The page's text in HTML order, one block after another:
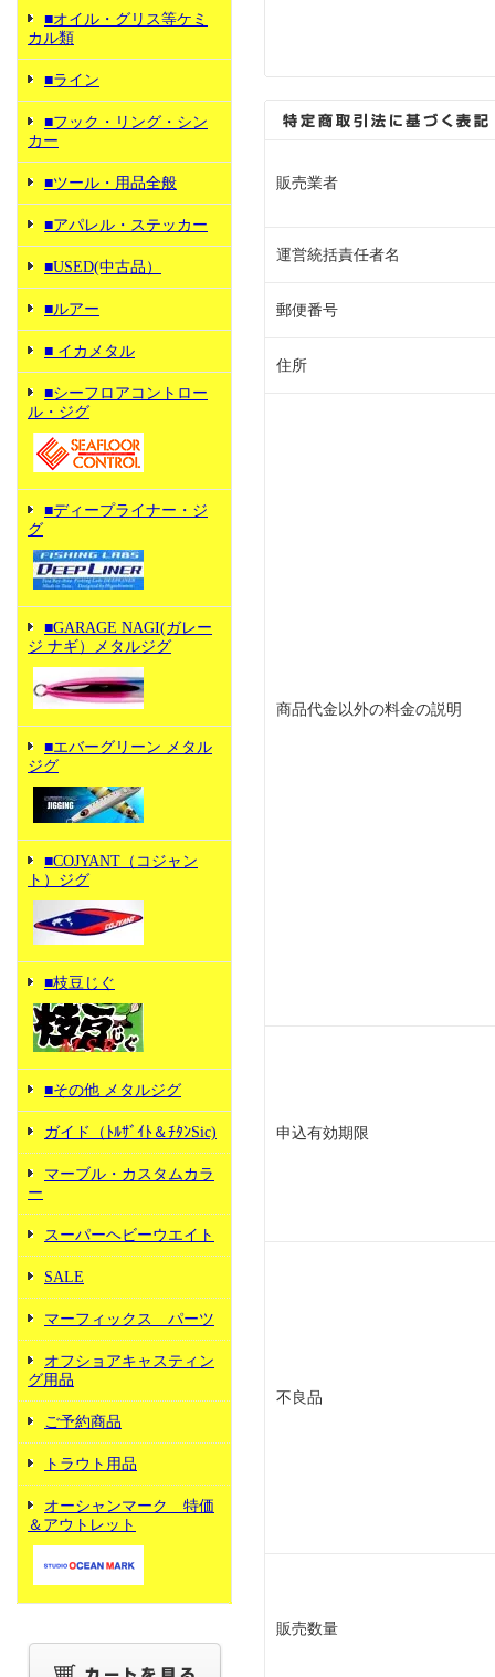
■オイル・グリス等ケミ
カル類
■ライン
■フック・リング・シン
カー
■ツール・用品全般
■アパレル・ステッカー
■USED(中古品）
■ルアー
■ イカメタル
■シーフロアコントロー
ル・ジグ
■ディープライナー・ジ
グ
■GARAGE NAGI(ガレー
ジ ナギ）メタルジグ
■エバーグリーン メタル
ジグ
■COJYANT（コジャン
ト）ジグ
■枝豆じぐ
■その他 メタルジグ
ガイド（ﾄﾙｻﾞｲﾄ＆ﾁﾀﾝSic)
マーブル・カスタムカラ
ー
スーパーヘビーウエイト
SALE
マーフィックス パーツ
オフショアキャスティン
グ用品
ご予約商品
トラウト用品
オーシャンマーク 特価
＆アウトレット
販売業者
運営統括責任者名
郵便番号
住所
商品代金以外の料金の説明
申込有効期限
不良品
販売数量